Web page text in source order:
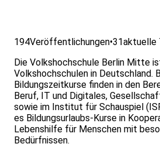
194Veröffentlichungen•31aktuelle
Die Volkshochschule Berlin Mitte
Volkshochschulen in Deutschland.
Bildungszeitkurse finden in den
Beruf, IT und Digitales,
sowie im Institut für Schauspiel
es Bildungsurlaubs-Kurse in
Lebenshilfe für Menschen mit
Bedürfnissen.